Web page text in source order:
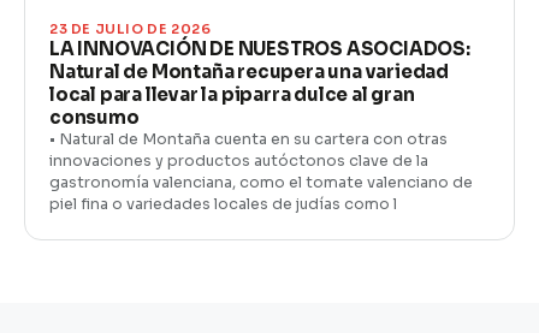
23 DE JULIO DE 2026
LA INNOVACIÓN DE NUESTROS ASOCIADOS:
Natural de Montaña recupera una variedad
local para llevar la piparra dulce al gran
consumo
• Natural de Montaña cuenta en su cartera con otras
innovaciones y productos autóctonos clave de la
gastronomía valenciana, como el tomate valenciano de
piel fina o variedades locales de judías como l